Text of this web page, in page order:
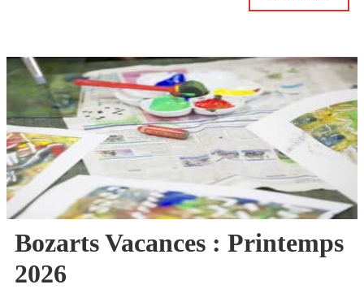
Bozarts Vacances : Printemps
2026